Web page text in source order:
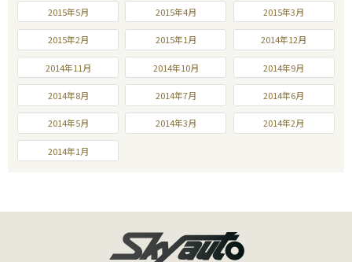
2015年5月 2015年4月 2015年3月
2015年2月 2015年1月 2014年12月
2014年11月 2014年10月 2014年9月
2014年8月 2014年7月 2014年6月
2014年5月 2014年3月 2014年2月
2014年1月